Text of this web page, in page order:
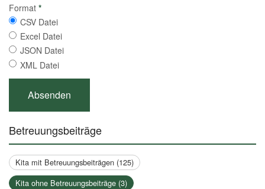
Format *
CSV Datei
Excel Datei
JSON Datei
XML Datei
Betreuungsbeiträge
Kita mit Betreuungsbeiträgen (125)
Kita ohne Betreuungsbeiträge (3)